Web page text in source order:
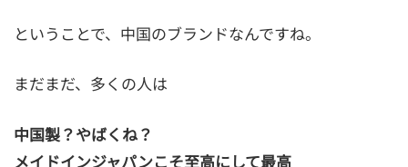
ということで、中国のブランドなんですね。
まだまだ、多くの人は
中国製？やばくね？
メイドインジャパンこそ至高にして最高